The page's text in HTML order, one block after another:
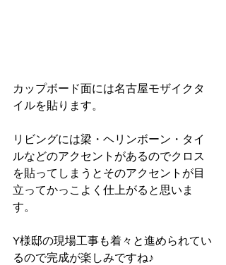
カップボード面には名古屋モザイクタ
イルを貼ります。
リビングには梁・ヘリンボーン・タイ
ルなどのアクセントがあるのでクロス
を貼ってしまうとそのアクセントが目
立ってかっこよく仕上がると思いま
す。
Y様邸の現場工事も着々と進められてい
るので完成が楽しみですね♪